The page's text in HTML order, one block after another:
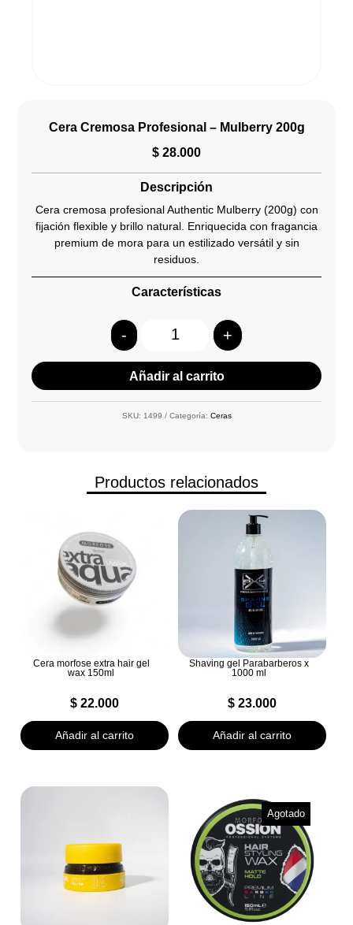
Cera Cremosa Profesional – Mulberry 200g
$ 28.000
Descripción
Cera cremosa profesional Authentic Mulberry (200g) con
fijación flexible y brillo natural. Enriquecida con fragancia
premium de mora para un estilizado versátil y sin
residuos.
Características
Quantity
- +
Añadir al carrito
SKU: 1499 Categoría: Ceras
Productos relacionados
Cera morfose extra hair gel
wax 150ml
$22.000
Añadir al carrito
Shaving gel Parabarberos x
1000 ml
$23.000
Añadir al carrito
Agotado